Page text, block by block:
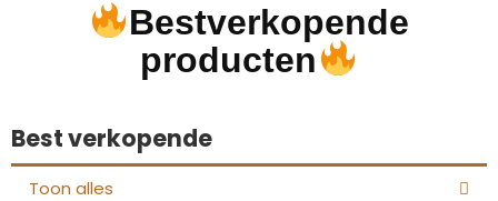
Bestverkopende
producten
Best verkopende
Toon alles